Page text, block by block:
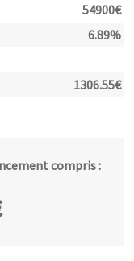
54900€
6.89%
1306.55€
compris :